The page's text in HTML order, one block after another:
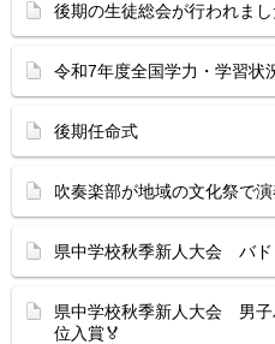
後期の生徒総会が行われまし
令和7年度全国学力・学習状
後期任命式
吹奏楽部が地域の文化祭で
県中学校秋季新人大会 バド
県中学校秋季新人大会 男
位入賞🏅